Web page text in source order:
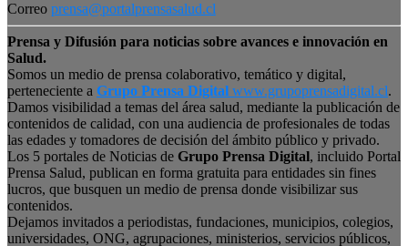
Correo prensa@portalprensasalud.cl
Prensa y Difusión para noticias sobre avances e innovación en
Salud.
Somos un medio de prensa colaborativo, temático y digital,
perteneciente a Grupo Prensa Digital www.grupoprensadigital.cl.
Damos visibilidad a temas del área salud, mediante la publicación de
contenidos de calidad, con una audiencia de profesionales de todas
las edades y tomadores de decisión del ámbito público y privado.
Los 5 portales de Noticias de Grupo Prensa Digital, incluido Portal
Prensa Salud, publican en forma gratuita para entidades sin fines
lucros, que busquen un medio de prensa donde visibilizar sus
contenidos.
Dejamos invitados a periodistas, fundaciones, municipios, colegios,
universidades, ONG, agrupaciones, ministerios, servicios públicos,